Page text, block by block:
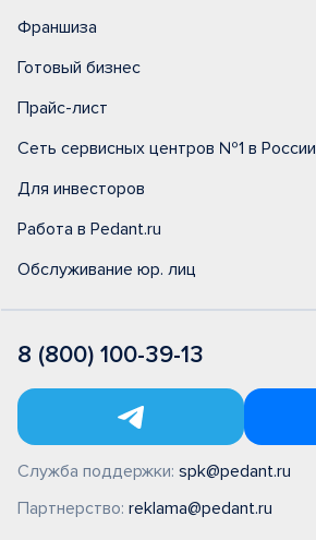
Франшиза
Готовый бизнес
Прайс-лист
Сеть сервисных центров №1 в России
Для инвесторов
Работа в Pedant.ru
Обслуживание юр. лиц
8 (800) 100-39-13
Служба поддержки: spk@pedant.ru
Партнерство: reklama@pedant.ru